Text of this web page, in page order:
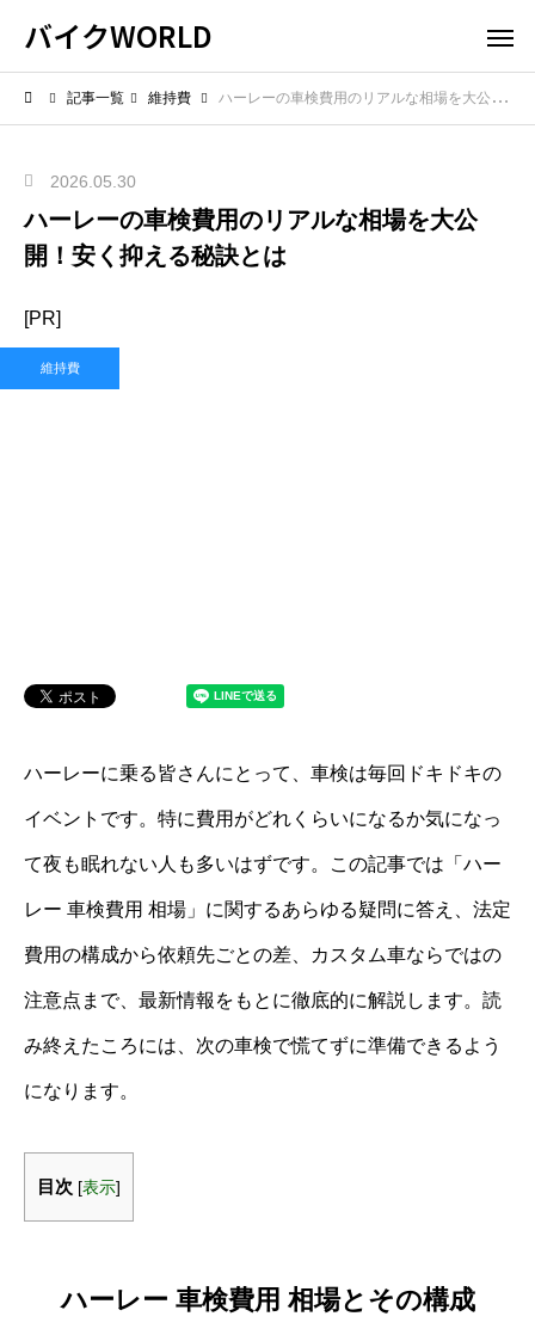
バイクWORLD
記事一覧 維持費 ハーレーの車検費用のリアルな相場を大公開！安く抑える秘訣とは
2026.05.30
ハーレーの車検費用のリアルな相場を大公
開！安く抑える秘訣とは
[PR]
維持費
ハーレーに乗る皆さんにとって、車検は毎回ドキドキの
イベントです。特に費用がどれくらいになるか気になっ
て夜も眠れない人も多いはずです。この記事では「ハー
レー 車検費用 相場」に関するあらゆる疑問に答え、法定
費用の構成から依頼先ごとの差、カスタム車ならではの
注意点まで、最新情報をもとに徹底的に解説します。読
み終えたころには、次の車検で慌てずに準備できるよう
になります。
目次 [表示]
ハーレー 車検費用 相場とその構成